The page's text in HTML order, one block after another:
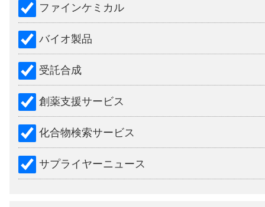
ファインケミカル
バイオ製品
受託合成
創薬支援サービス
化合物検索サービス
サプライヤーニュース